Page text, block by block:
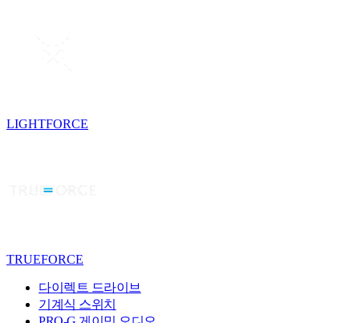
LIGHTFORCE
TRUEFORCE
다이렉트 드라이브
기계식 스위치